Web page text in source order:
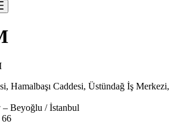
Hamalbaşı Caddesi, Üstündağ İş Merkezi,
– Beyoğlu / İstanbul